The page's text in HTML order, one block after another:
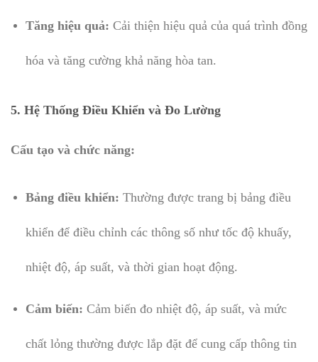
Tăng hiệu quả: Cải thiện hiệu quả của quá trình đồng
hóa và tăng cường khả năng hòa tan.
5. Hệ Thống Điều Khiển và Đo Lường
Cấu tạo và chức năng:
Bảng điều khiển: Thường được trang bị bảng điều
khiển để điều chỉnh các thông số như tốc độ khuấy,
nhiệt độ, áp suất, và thời gian hoạt động.
Cảm biến: Cảm biến đo nhiệt độ, áp suất, và mức
chất lỏng thường được lắp đặt để cung cấp thông tin